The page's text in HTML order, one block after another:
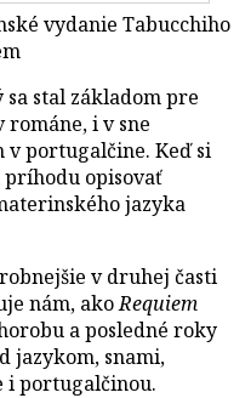
vydanie Tabucchiho
stal základom pre
románe, i v sne
v portugalčine. Keď si
príhodu opisovať
jazyka
v druhej časti
nám, akoRequiem
a posledné roky
jazykom, snami,
i portugalčinou.